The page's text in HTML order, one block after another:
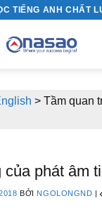
TIẾNG ANH CHẤT
> Tầm quan
phát âm
BỞI NGOLONGND |